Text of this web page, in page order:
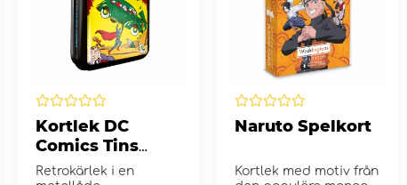
Kortlek DC
Comics Tins
Action Comics
Retrokärlek i en
Naruto Spelkort
Kortlek med motiv från